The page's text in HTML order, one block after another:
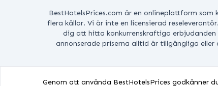
Genom att använda BestHotelsPrices godkänner
BestHotelsPrices.com är en onlineplattform
flera källor. Vi är inte en licensierad
dig att hitta konkurrenskraftiga erbjudanden
annonserade priserna alltid är tillgängliga